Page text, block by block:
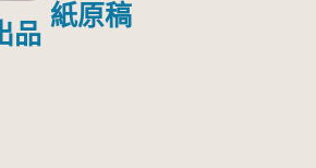
品
紙原稿